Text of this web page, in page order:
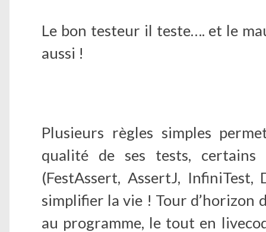
Le bon testeur il teste…. et le
aussi !
Plusieurs règles simples
qualité de ses tests,
(FestAssert, AssertJ, InfiniTest,
simplifier la vie ! Tour d’horizon
au programme, le tout en